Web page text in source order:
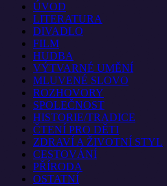
ÚVOD
LITERATURA
DIVADLO
FILM
HUDBA
VÝTVARNÉ UMĚNÍ
MLUVENÉ SLOVO
ROZHOVORY
SPOLEČNOST
HISTORIE/TRADICE
ČTENÍ PRO DĚTI
ZDRAVÍ A ŽIVOTNÍ STYL
CESTOVÁNÍ
PŘÍRODA
OSTATNÍ